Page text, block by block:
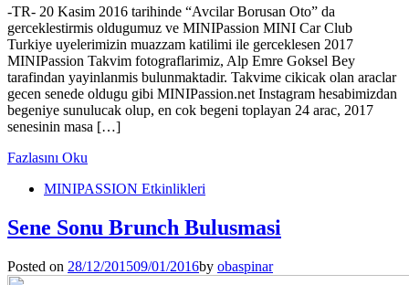
-TR- 20 Kasim 2016 tarihinde “Avcilar Borusan Oto” da
gerceklestirmis oldugumuz ve MINIPassion MINI Car Club
Turkiye uyelerimizin muazzam katilimi ile gerceklesen 2017
MINIPassion Takvim fotograflarimiz, Alp Emre Goksel Bey
tarafindan yayinlanmis bulunmaktadir. Takvime cikicak olan araclar
gecen senede oldugu gibi MINIPassion.net Instagram hesabimizdan
begeniye sunulucak olup, en cok begeni toplayan 24 arac, 2017
senesinin masa […]
Fazlasını Oku
MINIPASSION Etkinlikleri
Sene Sonu Brunch Bulusmasi
Posted on 28/12/201509/01/2016by obaspinar